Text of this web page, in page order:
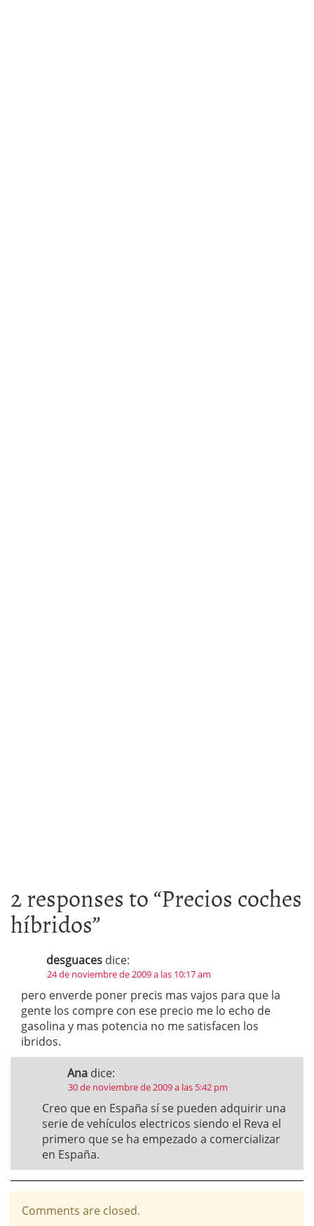
2 responses to “Precios coches
híbridos”
desguaces dice:
24 de noviembre de 2009 a las 10:17 am
pero enverde poner precis mas vajos para que la
gente los compre con ese precio me lo echo de
gasolina y mas potencia no me satisfacen los
ibridos.
Ana dice:
30 de noviembre de 2009 a las 5:42 pm
Creo que en España sí se pueden adquirir una
serie de vehículos electricos siendo el Reva el
primero que se ha empezado a comercializar
en España.
Comments are closed.